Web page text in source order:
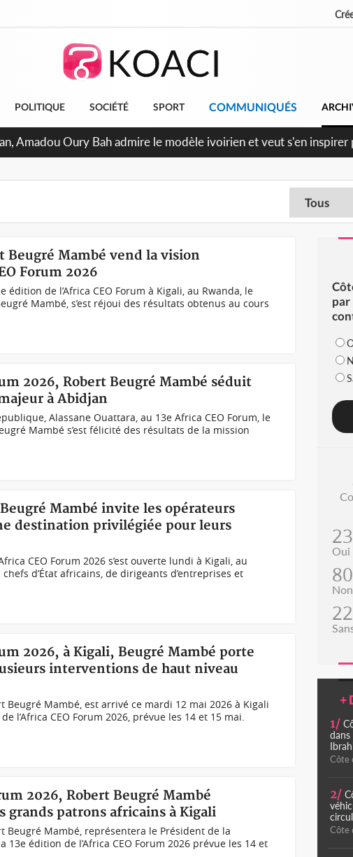
POLITIQUE SOCIÉTÉ SPORT COMMUNIQUÉS
Amadou Oury Bah admire le modèle ivoirien et veut s'en inspirer
Mambé vend la vision
Forum 2026
édition de l’Africa CEO Forum à Kigali, au Rwanda, le
Mambé, s’est réjoui des résultats obtenus au cours
2026, Robert Beugré Mambé séduit
à Abidjan
Alassane Ouattara, au 13e Africa CEO Forum, le
Mambé s’est félicité des résultats de la mission
Mambé invite les opérateurs
destination privilégiée pour leurs
CEO Forum 2026 s’est ouverte lundi à Kigali, au
d’État africains, de dirigeants d’entreprises et
2026, à Kigali, Beugré Mambé porte
interventions de haut niveau
Beugré Mambé, est arrivé ce mardi 12 mai 2026 à Kigali
l’Africa CEO Forum 2026, prévue les 14 et 15 mai.
2026, Robert Beugré Mambé
grands patrons africains à Kigali
Beugré Mambé, représentera le Président de la
13e édition de l’Africa CEO Forum 2026 prévue les 14 et
par
Oui
Non
+
1/
dans
Côte
2/
Côte